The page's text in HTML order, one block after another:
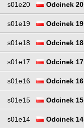
s01e20 Odcinek 20
s01e19 Odcinek 19
s01e18 Odcinek 18
s01e17 Odcinek 17
s01e16 Odcinek 16
s01e15 Odcinek 15
s01e14 Odcinek 14